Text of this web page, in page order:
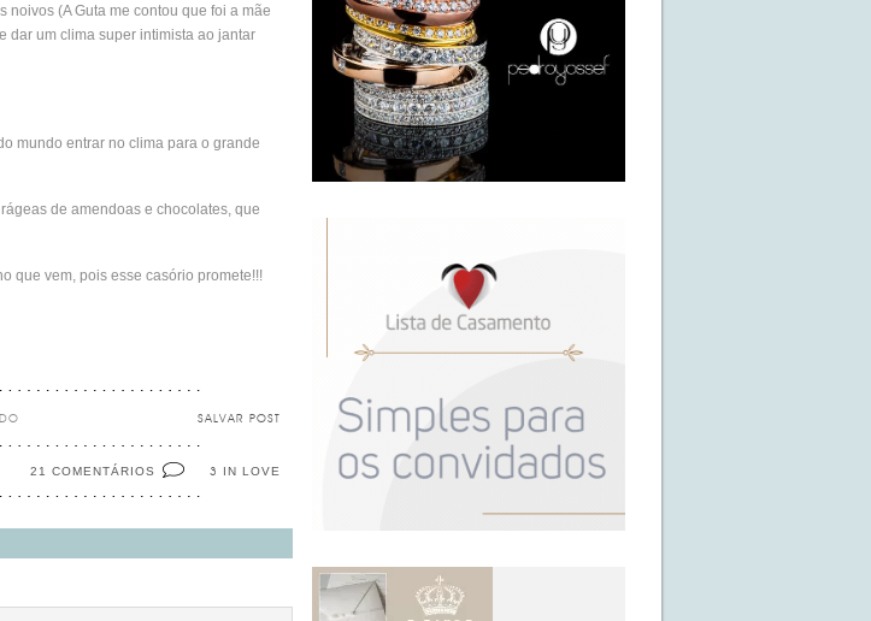
(A Guta me contou que foi a mãe
dar um clima super intimista ao jantar
mundo entrar no clima para o grande
de amendoas e chocolates, que
que vem, pois esse casório promete!!!
SALVAR POST
3 IN LOVE
21 COMENTÁRIOS